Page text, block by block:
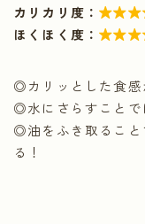
カリカリ度：
ほくほく度：
◎カリッとした食感
◎水にさらすことで
◎油をふき取ること
る！